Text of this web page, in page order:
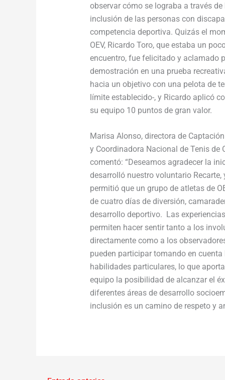
observar cómo se lograba a través
inclusión de las personas con
competencia deportiva. Quizás el
OEV, Ricardo Toro, que estaba un
encuentro, fue felicitado y aclamado
demostración en una prueba
hacia un objetivo con una pelota de
límite establecido-, y Ricardo aplicó
su equipo 10 puntos de gran valor.
Marisa Alonso, directora de
y Coordinadora Nacional de Tenis de
comentó: “Deseamos agradecer la
desarrolló nuestro voluntario Recarte,
permitió que un grupo de atletas de
de cuatro días de diversión,
desarrollo deportivo. Las
permiten hacer sentir tanto a los
directamente como a los
pueden participar tomando en cuenta
habilidades particulares, lo que
equipo la posibilidad de alcanzar el
diferentes áreas de desarrollo
inclusión es un camino de respeto y